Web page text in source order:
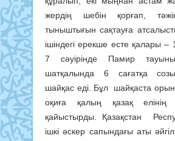
жердің шебін қорғап,
тыныштығын сақтауға
ішіндегі ерекше есте қалары
7 сәуірінде Памир
шатқалында 6 сағатқа
шайқас еді. Бұл шайқаста
оқиға қалың қазақ елінің
қайыстырды. Қазақстан
ішкі әскер сапындағы аты